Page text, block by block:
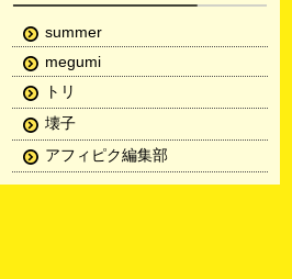
summer
megumi
トリ
壊子
アフィピク編集部